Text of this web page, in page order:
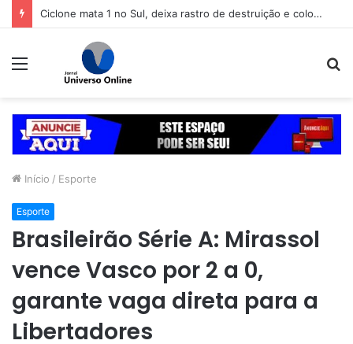
Ciclone mata 1 no Sul, deixa rastro de destruição e coloca 11 estados em alerta
Menu
Início / Esporte
Esporte
Brasileirão Série A: Mirassol
vence Vasco por 2 a 0,
garante vaga direta para a
Libertadores